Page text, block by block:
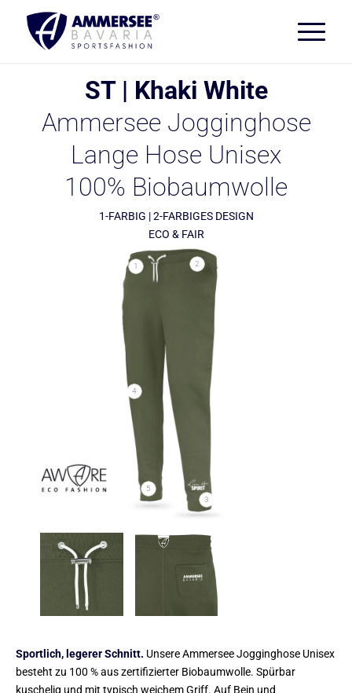
ST | Khaki White
Ammersee Jogginghose
Lange Hose Unisex
100% Biobaumwolle
1-FARBIG | 2-FARBIGES DESIGN
ECO & FAIR
1 2
3
4
5
Sportlich, legerer Schnitt. Unsere Ammersee Jogginghose Unisex
besteht zu 100 % aus zertifizierter Biobaumwolle. Spürbar
kuschelig und mit typisch weichem Griff. Auf Bein und